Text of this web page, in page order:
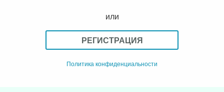
или
РЕГИСТРАЦИЯ
Политика конфиденциальности